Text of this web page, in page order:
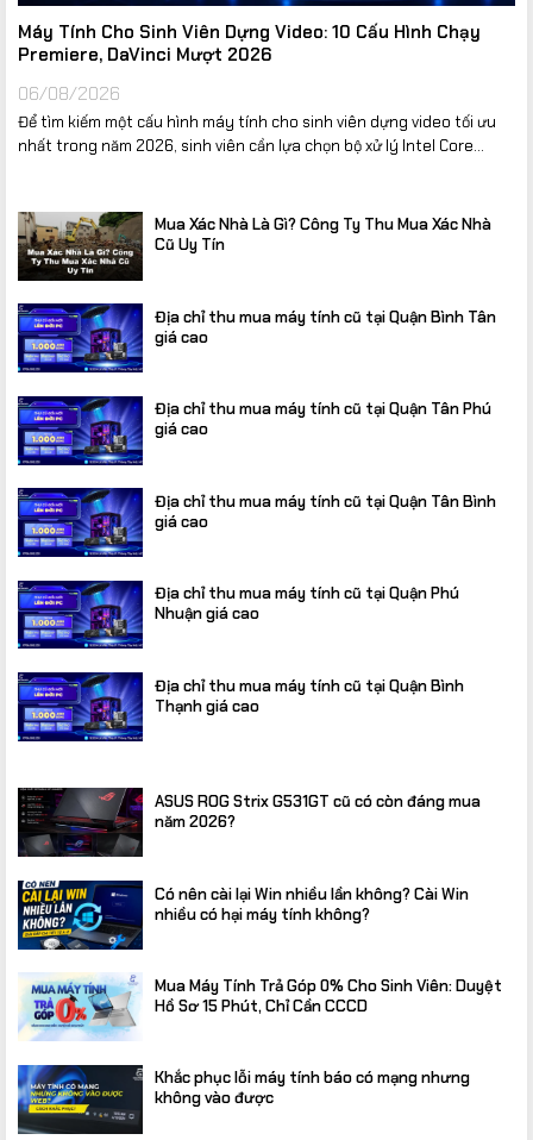
Máy Tính Cho Sinh Viên Dựng Video: 10 Cấu Hình Chạy
Premiere, DaVinci Mượt 2026
06/08/2026
Để tìm kiếm một cấu hình máy tính cho sinh viên dựng video tối ưu
nhất trong năm 2026, sinh viên cần lựa chọn bộ xử lý Intel Core...
Mua Xác Nhà Là Gì? Công Ty Thu Mua Xác Nhà
Cũ Uy Tín
Địa chỉ thu mua máy tính cũ tại Quận Bình Tân
giá cao
Địa chỉ thu mua máy tính cũ tại Quận Tân Phú
giá cao
Địa chỉ thu mua máy tính cũ tại Quận Tân Bình
giá cao
Địa chỉ thu mua máy tính cũ tại Quận Phú
Nhuận giá cao
Địa chỉ thu mua máy tính cũ tại Quận Bình
Thạnh giá cao
ASUS ROG Strix G531GT cũ có còn đáng mua
năm 2026?
Có nên cài lại Win nhiều lần không? Cài Win
nhiều có hại máy tính không?
Mua Máy Tính Trả Góp 0% Cho Sinh Viên: Duyệt
Hồ Sơ 15 Phút, Chỉ Cần CCCD
Khắc phục lỗi máy tính báo có mạng nhưng
không vào được